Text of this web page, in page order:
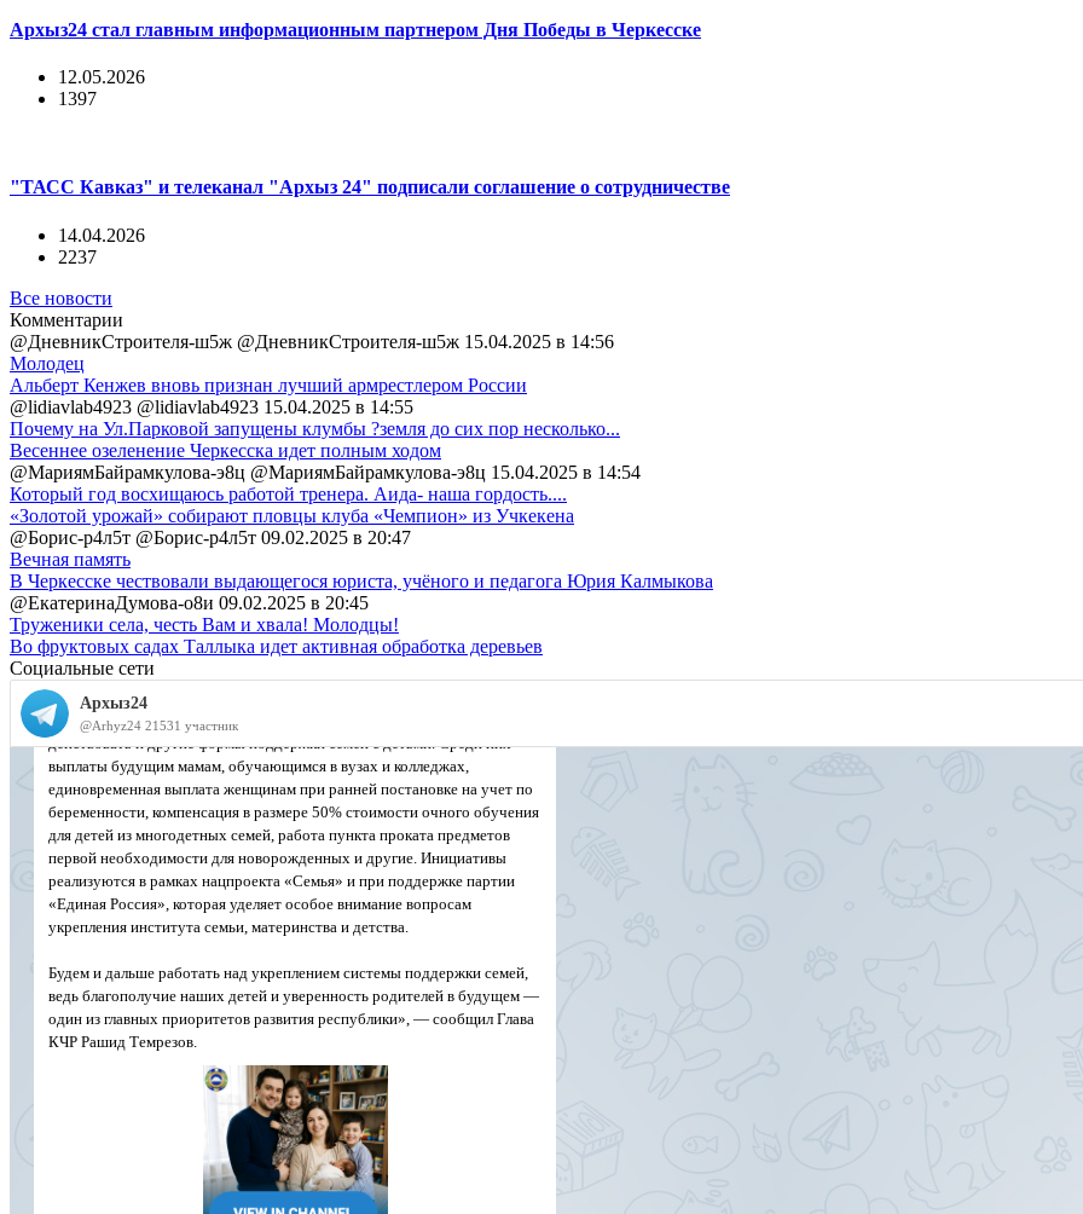
Архыз24 стал главным информационным партнером Дня Победы в Черкесске
12.05.2026
1397
"ТАСС Кавказ" и телеканал "Архыз 24" подписали соглашение о сотрудничестве
14.04.2026
2237
Все новости
Комментарии
@ДневникСтроителя-ш5ж @ДневникСтроителя-ш5ж 15.04.2025 в 14:56
Молодец
Альберт Кенжев вновь признан лучший армрестлером России
@lidiavlab4923 @lidiavlab4923 15.04.2025 в 14:55
Почему на Ул.Парковой запущены клумбы ?земля до сих пор несколько...
Весеннее озеленение Черкесска идет полным ходом
@МариямБайрамкулова-э8ц @МариямБайрамкулова-э8ц 15.04.2025 в 14:54
Который год восхищаюсь работой тренера. Аида- наша гордость....
«Золотой урожай» собирают пловцы клуба «Чемпион» из Учкекена
@Борис-р4л5т @Борис-р4л5т 09.02.2025 в 20:47
Вечная память
В Черкесске чествовали выдающегося юриста, учёного и педагога Юрия Калмыкова
@ЕкатеринаДумова-о8и 09.02.2025 в 20:45
Труженики села, честь Вам и хвала! Молодцы!
Во фруктовых садах Таллыка идет активная обработка деревьев
Социальные сети